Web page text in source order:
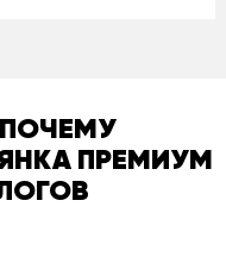
ПОЧЕМУ
ПРЕМИУМ